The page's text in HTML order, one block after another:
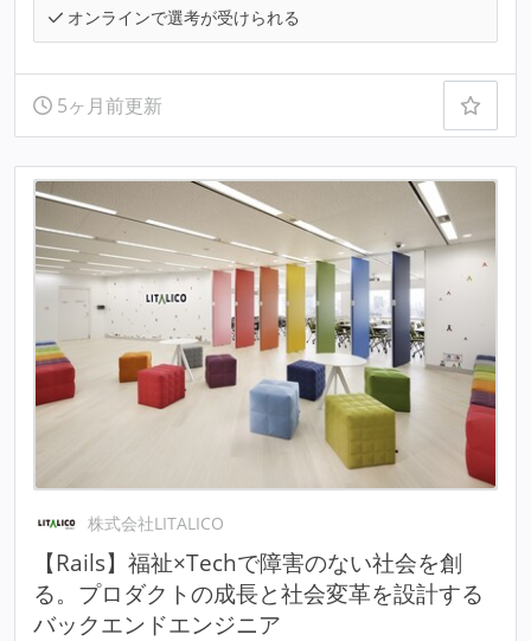
オンラインで選考が受けられる
5ヶ月前更新
株式会社LITALICO
【Rails】福祉×Techで障害のない社会を創
る。プロダクトの成長と社会変革を設計する
バックエンドエンジニア